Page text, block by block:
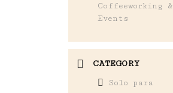
Coffeeworking &
Events
CATEGORY
Solo para